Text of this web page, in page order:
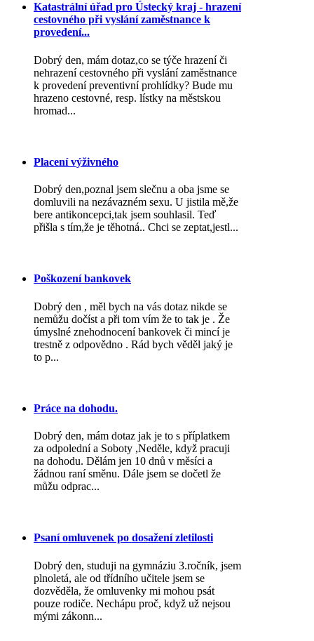
Katastrální úřad pro Ústecký kraj - hrazení
cestovného při vyslání zaměstnance k
provedení...
Dobrý den, mám dotaz,co se týče hrazení či
nehrazení cestovného při vyslání zaměstnance
k provedení preventivní prohlídky? Bude mu
hrazeno cestovné, resp. lístky na městskou
hromad...
Placení výživného
Dobrý den,poznal jsem slečnu a oba jsme se
domluvili na nezávazném sexu. U jistila mě,že
bere antikoncepci,tak jsem souhlasil. Teď
přišla s tím,že je těhotná.. Chci se zeptat,jestl...
Poškození bankovek
Dobrý den , měl bych na vás dotaz nikde se
nemůžu dočíst a při tom vím že to tak je . Že
úmyslné znehodnocení bankovek či mincí je
trestně z odpovědno . Rád bych věděl jaký je
to p...
Práce na dohodu.
Dobrý den, mám dotaz jak je to s příplatkem
za odpolední a Soboty ,Neděle, když pracuji
na dohodu. Dělám jen 10 dnů v měsíci a
žádnou raní směnu. Dále jsem se dočetl že
můžu odprac...
Psaní omluvenek po dosažení zletilosti
Dobrý den, studuji na gymnáziu 3.ročník, jsem
plnoletá, ale od třídního učitele jsem se
dozvěděla, že omluvenky mi mohou psát
pouze rodiče. Nechápu proč, když už nejsou
mými zákonn...